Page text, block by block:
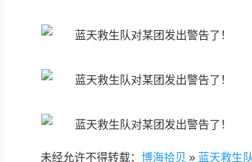
未经允许不得转载： 博海拾贝 » 蓝天救生